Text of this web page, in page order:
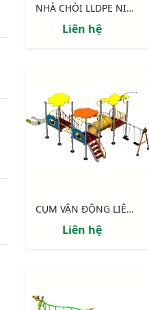
NHÀ CHÒI LLDPE NIK113041N
Liên hệ
CỤM VẬN ĐỘNG LIÊN HOÀN 3 MÁI CHE NIK705311
Liên hệ